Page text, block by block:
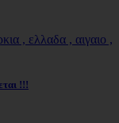
!!!